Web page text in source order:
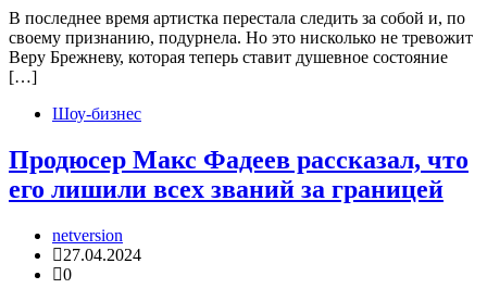
В последнее время артистка перестала следить за собой и, по
своему признанию, подурнела. Но это нисколько не тревожит
Веру Брежневу, которая теперь ставит душевное состояние
[…]
Шоу-бизнес
Продюсер Макс Фадеев рассказал, что
его лишили всех званий за границей
netversion
27.04.2024
0